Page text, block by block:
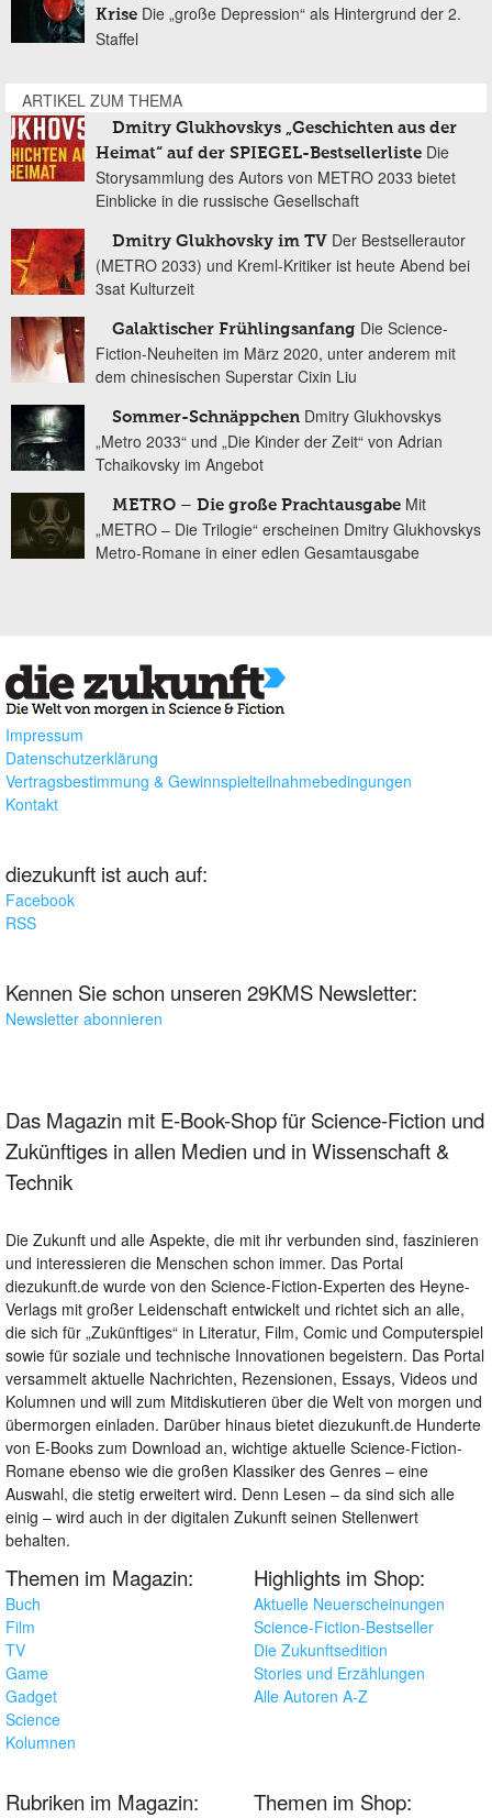
Krise Die „große Depression“ als Hintergrund der 2.
Staffel
ARTIKEL ZUM THEMA
Dmitry Glukhovskys „Geschichten aus der
Heimat“ auf der SPIEGEL-Bestsellerliste Die
Storysammlung des Autors von METRO 2033 bietet
Einblicke in die russische Gesellschaft
Dmitry Glukhovsky im TV Der Bestsellerautor
(METRO 2033) und Kreml-Kritiker ist heute Abend bei
3sat Kulturzeit
Galaktischer Frühlingsanfang Die Science-
Fiction-Neuheiten im März 2020, unter anderem mit
dem chinesischen Superstar Cixin Liu
Sommer-Schnäppchen Dmitry Glukhovskys
„Metro 2033“ und „Die Kinder der Zeit“ von Adrian
Tchaikovsky im Angebot
METRO – Die große Prachtausgabe Mit
„METRO – Die Trilogie“ erscheinen Dmitry Glukhovskys
Metro-Romane in einer edlen Gesamtausgabe
Impressum
Datenschutzerklärung
Vertragsbestimmung & Gewinnspielteilnahmebedingungen
Kontakt
diezukunft ist auch auf:
Facebook
RSS
Kennen Sie schon unseren 29KMS Newsletter:
Newsletter abonnieren
Das Magazin mit E-Book-Shop für Science-Fiction und
Zukünftiges in allen Medien und in Wissenschaft &
Technik
Die Zukunft und alle Aspekte, die mit ihr verbunden sind, faszinieren
und interessieren die Menschen schon immer. Das Portal
diezukunft.de wurde von den Science-Fiction-Experten des Heyne-
Verlags mit großer Leidenschaft entwickelt und richtet sich an alle,
die sich für „Zukünftiges“ in Literatur, Film, Comic und Computerspiel
sowie für soziale und technische Innovationen begeistern. Das Portal
versammelt aktuelle Nachrichten, Rezensionen, Essays, Videos und
Kolumnen und will zum Mitdiskutieren über die Welt von morgen und
übermorgen einladen. Darüber hinaus bietet diezukunft.de Hunderte
von E-Books zum Download an, wichtige aktuelle Science-Fiction-
Romane ebenso wie die großen Klassiker des Genres – eine
Auswahl, die stetig erweitert wird. Denn Lesen – da sind sich alle
einig – wird auch in der digitalen Zukunft seinen Stellenwert
behalten.
Themen im Magazin:
Buch
Film
TV
Game
Gadget
Science
Kolumnen
Highlights im Shop:
Aktuelle Neuerscheinungen
Science-Fiction-Bestseller
Die Zukunftsedition
Stories und Erzählungen
Alle Autoren A-Z
Rubriken im Magazin: Themen im Shop: